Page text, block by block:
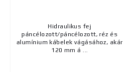
Hidraulikus fej
páncélozott/páncélozott, réz és
alumínium kábelek vágásához, akár
120 mm á ...